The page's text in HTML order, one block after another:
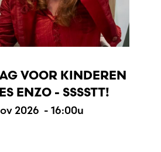
VOOR KINDEREN
ENZO - SSSSTT!
2026 - 16:00u